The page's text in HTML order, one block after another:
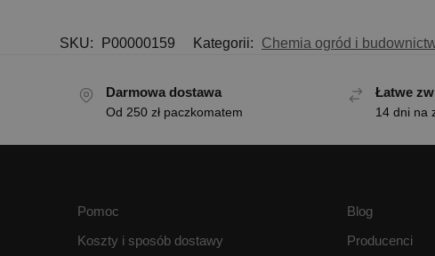
SKU: P00000159 Kategorii: Chemia ogród i
Darmowa dostawa
Od 250 zł paczkomatem
Łatwe
14 dni na
Pomoc
Koszty i sposób dostawy
Blog
Producenci